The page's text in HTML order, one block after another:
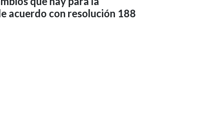
acuerdo con resolución 188